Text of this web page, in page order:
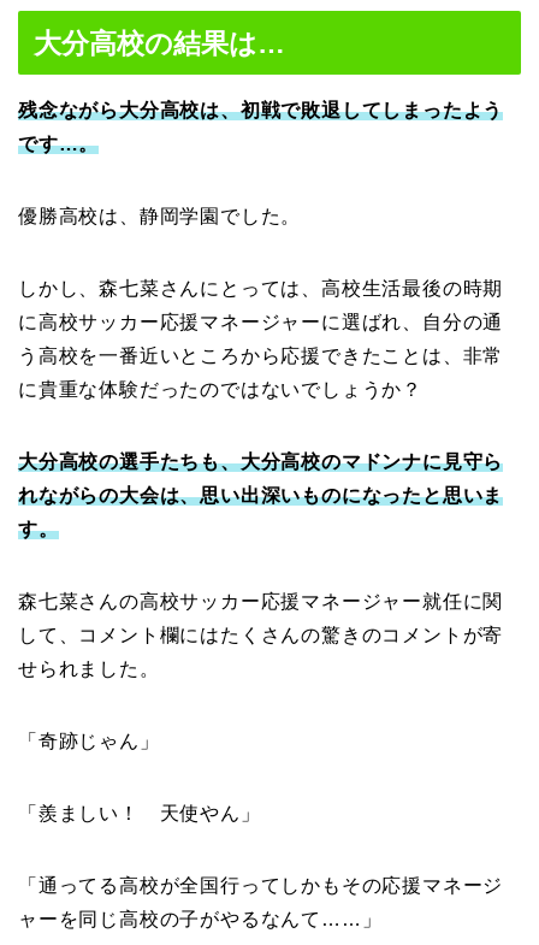
大分高校の結果は…
残念ながら大分高校は、初戦で敗退してしまったよう
です…。
優勝高校は、静岡学園でした。
しかし、森七菜さんにとっては、高校生活最後の時期
に高校サッカー応援マネージャーに選ばれ、自分の通
う高校を一番近いところから応援できたことは、非常
に貴重な体験だったのではないでしょうか？
大分高校の選手たちも、大分高校のマドンナに見守ら
れながらの大会は、思い出深いものになったと思いま
す。
森七菜さんの高校サッカー応援マネージャー就任に関
して、コメント欄にはたくさんの驚きのコメントが寄
せられました。
「奇跡じゃん」
「羨ましい！ 天使やん」
「通ってる高校が全国行ってしかもその応援マネージ
ャーを同じ高校の子がやるなんて……」